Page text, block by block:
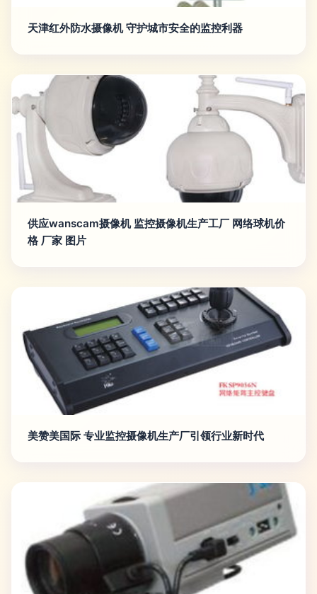
天津红外防水摄像机 守护城市安全的监控利器
供应wanscam摄像机 监控摄像机生产工厂 网络球机价
格 厂家 图片
美赞美国际 专业监控摄像机生产厂引领行业新时代